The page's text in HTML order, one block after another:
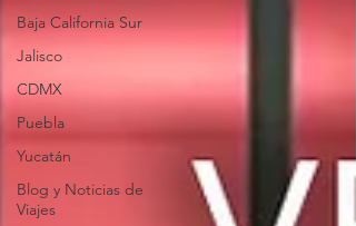
Baja California Sur
Jalisco
CDMX
Puebla
Yucatán
Blog y Noticias de
Viajes